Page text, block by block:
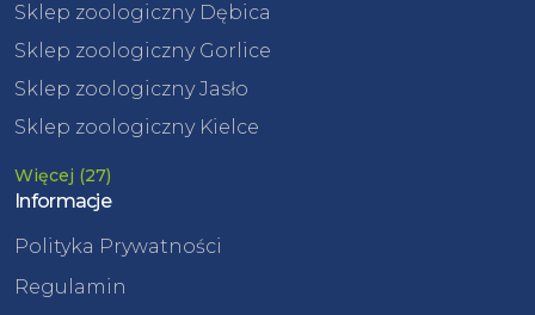
Sklep zoologiczny Dębica
Sklep zoologiczny Gorlice
Sklep zoologiczny Jasło
Sklep zoologiczny Kielce
Więcej (27)
Informacje
Polityka Prywatności
Regulamin